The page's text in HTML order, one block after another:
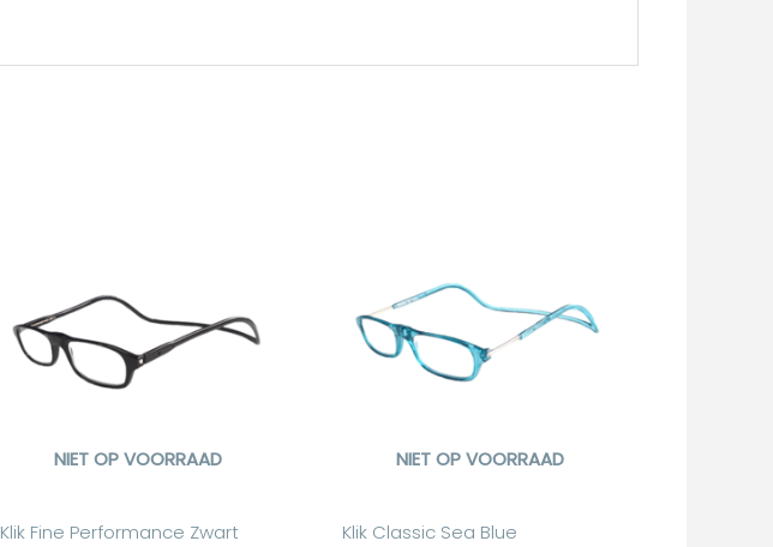
NIET OP VOORRAAD
Klik Fine Performance Zwart
NIET OP VOORRAAD
Klik Classic Sea Blue